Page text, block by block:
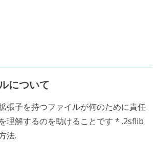
について
張子を持つファイルが何のために責任
理解するのを助けることです * .2sflib
法.